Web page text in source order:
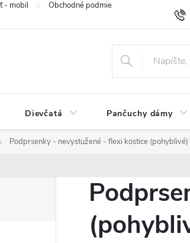
- mobil Obchodné podmienky
Dievčatá Pančuchy dámy
Podprsenky - nevystužené - flexi kostice (pohyblivé)